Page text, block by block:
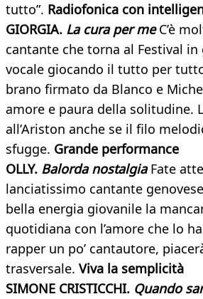
tutto”. Radiofonica con
GIORGIA. La cura per me C’è
cantante che torna al Festival in
vocale giocando il tutto per
brano firmato da Blanco e
amore e paura della solitudine.
all’Ariston anche se il filo
sfugge. Grande performance
OLLY. Balorda nostalgia Fate
lanciatissimo cantante
bella energia giovanile la
quotidiana con l’amore che lo
rapper un po’ cantautore,
trasversale. Viva la semplicità
SIMONE CRISTICCHI. Quando